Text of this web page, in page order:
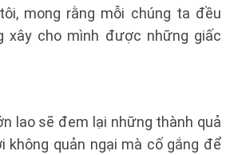
mong rằng mỗi chúng ta đều
xây cho mình được những giấc
lao sẽ đem lại những thành quả
không quản ngại mà cố gắng để